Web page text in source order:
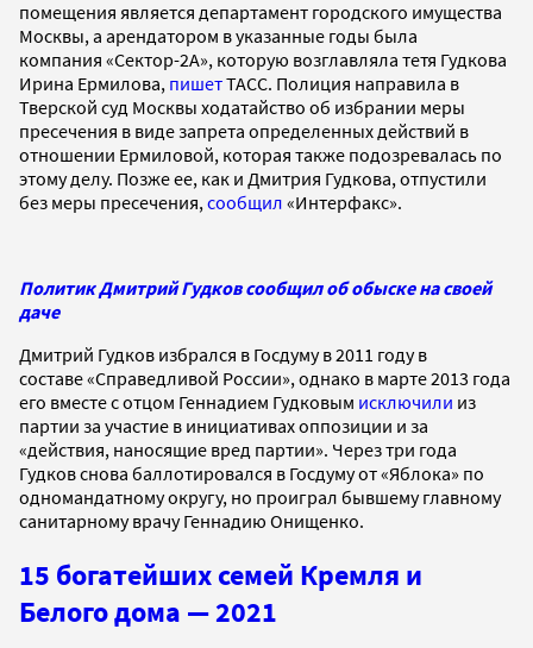
помещения является департамент городского имущества
Москвы, а арендатором в указанные годы была
компания «Сектор-2А», которую возглавляла тетя Гудкова
Ирина Ермилова, пишетТАСС. Полиция направила в
Тверской суд Москвы ходатайство об избрании меры
пресечения в виде запрета определенных действий в
отношении Ермиловой, которая также подозревалась по
этому делу. Позже ее, как и Дмитрия Гудкова, отпустили
без меры пресечения, сообщил «Интерфакс».
Политик Дмитрий Гудков сообщил об обыске на своей
даче
Дмитрий Гудков избрался в Госдуму в 2011 году в
составе «Справедливой России», однако в марте 2013 года
его вместе с отцом Геннадием Гудковым исключили из
партии за участие в инициативах оппозиции и за
«действия, наносящие вред партии». Через три года
Гудков снова баллотировался в Госдуму от «Яблока» по
одномандатному округу, но проиграл бывшему главному
санитарному врачу Геннадию Онищенко.
15 богатейших семей Кремля и
Белого дома — 2021